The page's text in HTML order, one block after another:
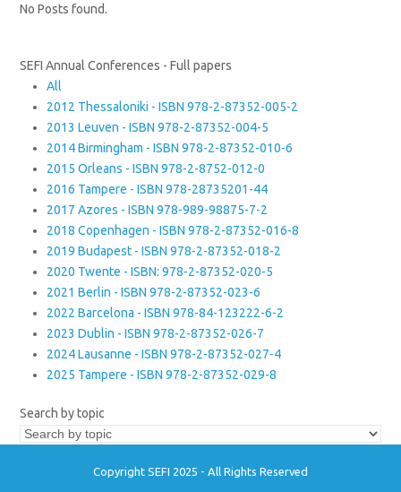
No Posts found.
SEFI Annual Conferences - Full papers
All
2012 Thessaloniki - ISBN 978-2-87352-005-2
2013 Leuven - ISBN 978-2-87352-004-5
2014 Birmingham - ISBN 978-2-87352-010-6
2015 Orleans - ISBN 978-2-8752-012-0
2016 Tampere - ISBN 978-28735201-44
2017 Azores - ISBN 978-989-98875-7-2
2018 Copenhagen - ISBN 978-2-87352-016-8
2019 Budapest - ISBN 978-2-87352-018-2
2020 Twente - ISBN: 978-2-87352-020-5
2021 Berlin - ISBN 978-2-87352-023-6
2022 Barcelona - ISBN 978-84-123222-6-2
2023 Dublin - ISBN 978-2-87352-026-7
2024 Lausanne - ISBN 978-2-87352-027-4
2025 Tampere - ISBN 978-2-87352-029-8
Search by topic
Copyright SEFI 2025 - All Rights Reserved